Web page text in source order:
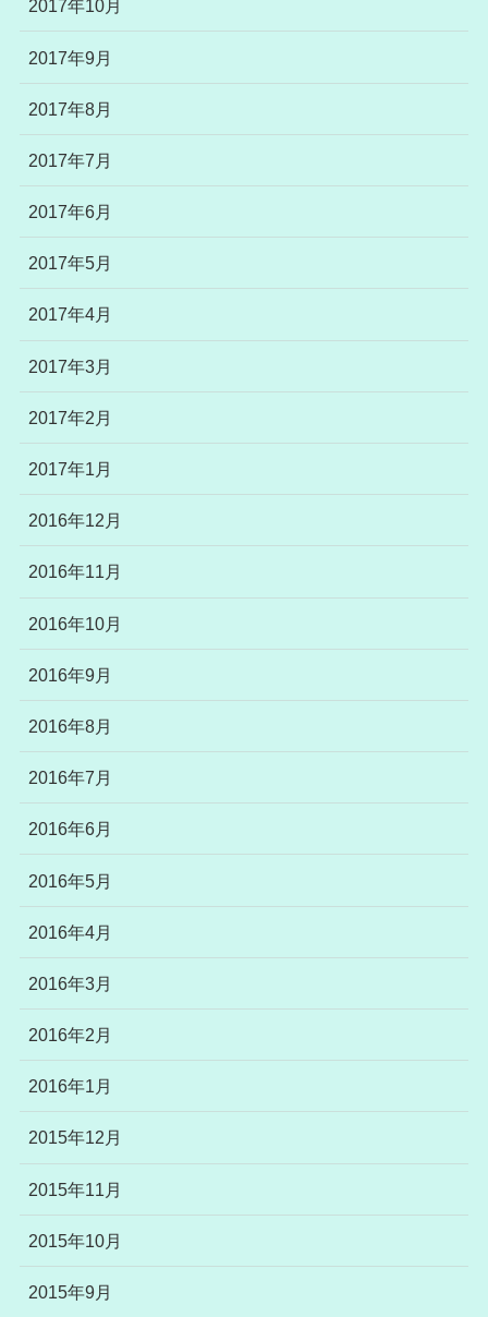
2017年10月
2017年9月
2017年8月
2017年7月
2017年6月
2017年5月
2017年4月
2017年3月
2017年2月
2017年1月
2016年12月
2016年11月
2016年10月
2016年9月
2016年8月
2016年7月
2016年6月
2016年5月
2016年4月
2016年3月
2016年2月
2016年1月
2015年12月
2015年11月
2015年10月
2015年9月